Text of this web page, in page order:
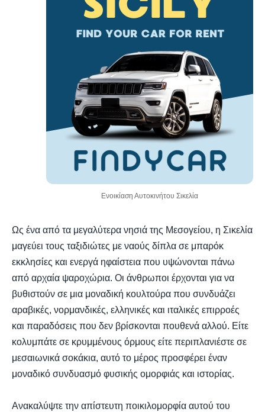
Ενοικίαση Αυτοκινήτου Σικελία
Ως ένα από τα μεγαλύτερα νησιά της Μεσογείου, η Σικελία
μαγεύει τους ταξιδιώτες με ναούς δίπλα σε μπαρόκ
εκκλησίες και ενεργά ηφαίστεια που υψώνονται πάνω
από αρχαία ψαροχώρια. Οι άνθρωποι έρχονται για να
βυθιστούν σε μια μοναδική κουλτούρα που συνδυάζει
αραβικές, νορμανδικές, ελληνικές και ιταλικές επιρροές
και παραδόσεις που δεν βρίσκονται πουθενά αλλού. Είτε
κολυμπάτε σε κρυμμένους όρμους είτε περιπλανιέστε σε
μεσαιωνικά σοκάκια, αυτό το μέρος προσφέρει έναν
μοναδικό συνδυασμό φυσικής ομορφιάς και ιστορίας.
Ανακαλύψτε την απίστευτη ποικιλομορφία αυτού του